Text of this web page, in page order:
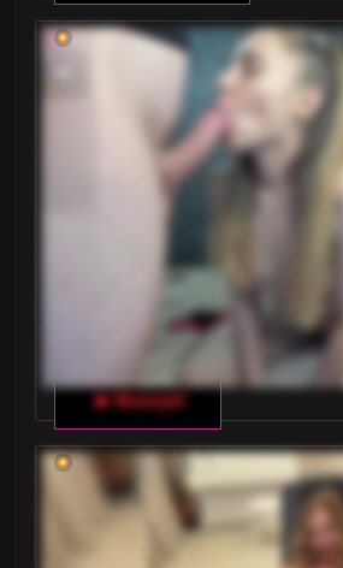
🔥 Buzzyd